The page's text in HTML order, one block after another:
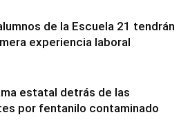
de la Escuela 21 tendrán
experiencia laboral
estatal detrás de las
por fentanilo contaminado